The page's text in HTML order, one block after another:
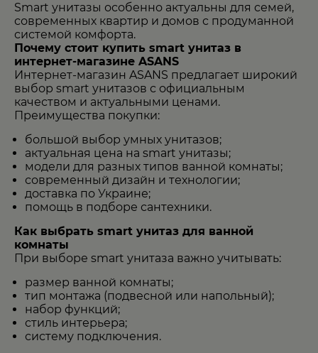
Smart унитазы особенно актуальны для семей,
современных квартир и домов с продуманной
системой комфорта.
Почему стоит купить smart унитаз в
интернет-магазине ASANS
Интернет-магазин ASANS предлагает широкий
выбор smart унитазов с официальным
качеством и актуальными ценами.
Преимущества покупки:
большой выбор умных унитазов;
актуальная цена на smart унитазы;
модели для разных типов ванной комнаты;
современный дизайн и технологии;
доставка по Украине;
помощь в подборе сантехники.
Как выбрать smart унитаз для ванной
комнаты
При выборе smart унитаза важно учитывать:
размер ванной комнаты;
тип монтажа (подвесной или напольный);
набор функций;
стиль интерьера;
систему подключения.